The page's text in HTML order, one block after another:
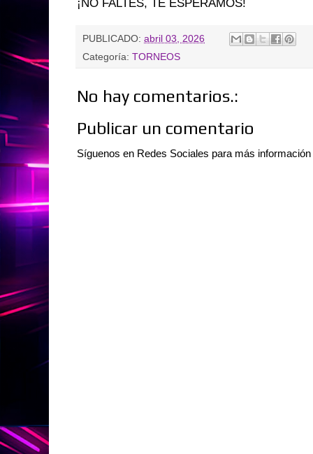
¡NO FALTES, TE ESPERAMOS!
PUBLICADO: abril 03, 2026
Categoría: TORNEOS
No hay comentarios.:
Publicar un comentario
Síguenos en Redes Sociales para más